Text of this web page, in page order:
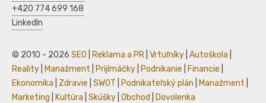
+420 774 699 168
LinkedIn
© 2010 - 2026 SEO Reklama a PR Vrtuľníky Autoškola
Reality
Manažment Prijímáčky Podnikanie Financie
Ekonomika
Zdravie SWOT Podnikateľský plán Manažment
Marketing
Kultúra Skúšky Obchod Dovolenka